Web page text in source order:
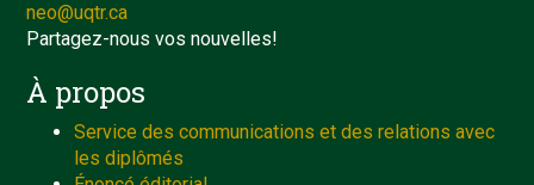
neo@uqtr.ca
Partagez-nous vos nouvelles!
À propos
Service des communications et des relations avec
les diplômés